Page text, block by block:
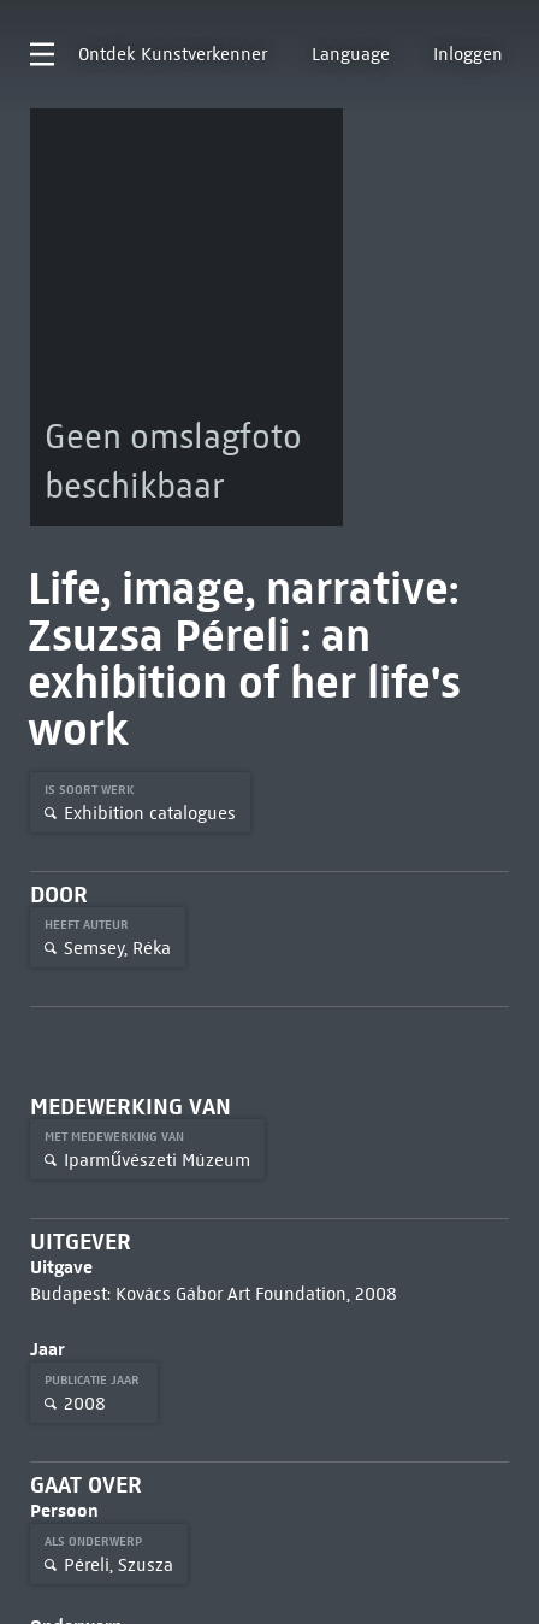
Ontdek Kunstverkenner Language Inloggen
Geen omslagfoto
beschikbaar
Life, image, narrative:
Zsuzsa Péreli : an
exhibition of her life's
work
IS SOORT WERK
Exhibition catalogues
DOOR
HEEFT AUTEUR
Semsey, Réka
MEDEWERKING VAN
MET MEDEWERKING VAN
Iparművészeti Múzeum
UITGEVER
Uitgave
Budapest: Kovács Gábor Art Foundation, 2008
Jaar
PUBLICATIE JAAR
2008
GAAT OVER
Persoon
ALS ONDERWERP
Péreli, Szusza